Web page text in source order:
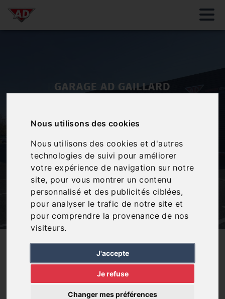
Nous utilisons des cookies
Nous utilisons des cookies et d'autres
technologies de suivi pour améliorer
votre expérience de navigation sur notre
site, pour vous montrer un contenu
personnalisé et des publicités ciblées,
pour analyser le trafic de notre site et
pour comprendre la provenance de nos
visiteurs.
J'accepte
Je refuse
Changer mes préférences
Dépannage remorquage
venir en aide en cas de besoin
est prête à venir récupérer votre véhicule en cas de
panne ou autres incidents !
En savoir plus